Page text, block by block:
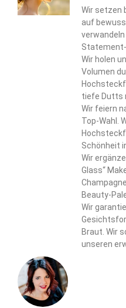
Wir setzen
auf
Statement-
passen
zu
Wir holen
Volumen
tiefe Dutts
Touch in
Wir feiern
Top-Wahl.
Schönheit
Haar-
Wir
Glass“
Beauty-
Harmonie
Elementen.
Wir
Braut. Wir
unseren